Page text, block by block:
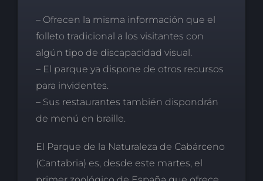
– Ofrecen la misma información que el
folleto tradicional a los visitantes con
algún tipo de discapacidad visual.
– El parque ya dispone de otros recursos
para invidentes.
– Sus restaurantes también dispondrán
de menú en braille.
El Parque de la Naturaleza de Cabárceno
(Cantabria) es, desde este martes, el